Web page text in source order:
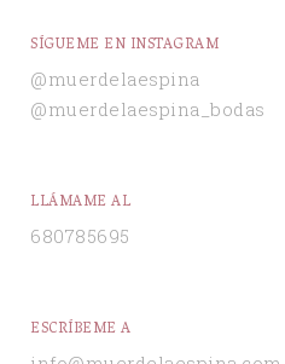
SÍGUEME EN INSTAGRAM
@muerdelaespina
@muerdelaespina_bodas
LLÁMAME AL
680785695
ESCRÍBEME A